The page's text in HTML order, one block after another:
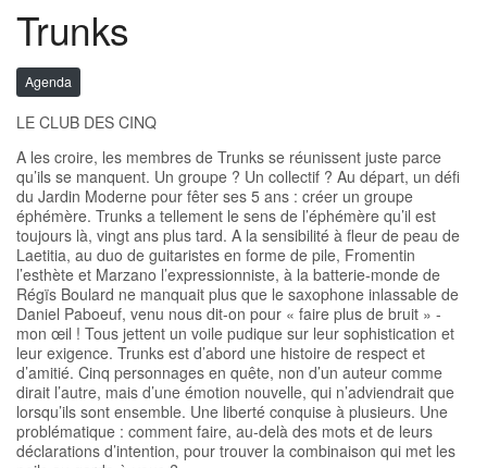
Trunks
Agenda
LE CLUB DES CINQ
A les croire, les membres de Trunks se réunissent juste parce
qu’ils se manquent. Un groupe ? Un collectif ? Au départ, un défi
du Jardin Moderne pour fêter ses 5 ans : créer un groupe
éphémère. Trunks a tellement le sens de l’éphémère qu’il est
toujours là, vingt ans plus tard. A la sensibilité à fleur de peau de
Laetitia, au duo de guitaristes en forme de pile, Fromentin
l’esthète et Marzano l’expressionniste, à la batterie-monde de
Régïs Boulard ne manquait plus que le saxophone inlassable de
Daniel Paboeuf, venu nous dit-on pour « faire plus de bruit » -
mon œil ! Tous jettent un voile pudique sur leur sophistication et
leur exigence. Trunks est d’abord une histoire de respect et
d’amitié. Cinq personnages en quête, non d’un auteur comme
dirait l’autre, mais d’une émotion nouvelle, qui n’adviendrait que
lorsqu’ils sont ensemble. Une liberté conquise à plusieurs. Une
problématique : comment faire, au-delà des mots et de leurs
déclarations d’intention, pour trouver la combinaison qui met les